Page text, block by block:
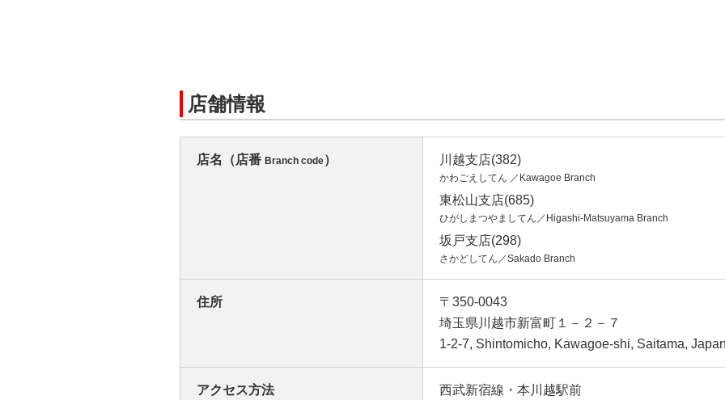
店舗情報
店名（店番 Branch code） 川越支店(382)
かわごえしてん ／Kawagoe Branch
東松山支店(685)
ひがしまつやましてん／Higashi-Matsuyama Branch
坂戸支店(298)
さかどしてん／Sakado Branch
住所
〒350-0043
埼玉県川越市新富町１－２－７
1-2-7, Shintomicho, Kawagoe-shi, Saitama, Japan
アクセス方法 西武新宿線・本川越駅前